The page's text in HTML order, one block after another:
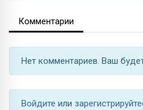
Комментарии
Нет комментариев. Ваш
Войдите или